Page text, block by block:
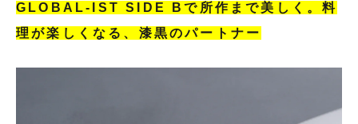
GLOBAL-IST SIDE Bで所作まで美しく。料
理が楽しくなる、漆黒のパートナー